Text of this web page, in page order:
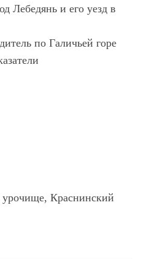
Лебедянь и его уезд в
по Галичьей горе
Краснинский